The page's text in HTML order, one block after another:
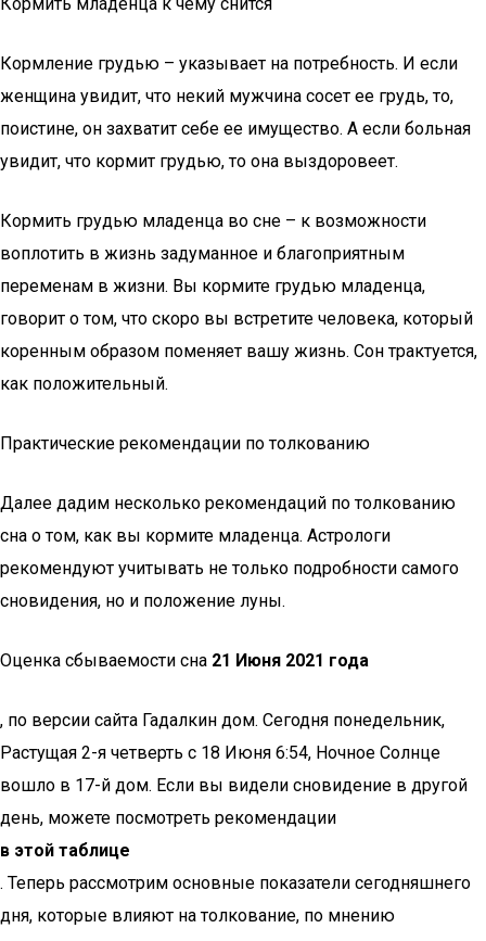
Кормление грудью – указывает на потребность. И если
женщина увидит, что некий мужчина сосет ее грудь, то,
поистине, он захватит себе ее имущество. А если больная
увидит, что кормит грудью, то она выздоровеет.
Кормить грудью младенца во сне – к возможности
воплотить в жизнь задуманное и благоприятным
переменам в жизни. Вы кормите грудью младенца,
говорит о том, что скоро вы встретите человека, который
коренным образом поменяет вашу жизнь. Сон трактуется,
как положительный.
Практические рекомендации по толкованию
Далее дадим несколько рекомендаций по толкованию
сна о том, как вы кормите младенца. Астрологи
рекомендуют учитывать не только подробности самого
сновидения, но и положение луны.
Оценка сбываемости сна 21 Июня 2021 года
, по версии сайта Гадалкин дом. Сегодня понедельник,
Растущая 2-я четверть с 18 Июня 6:54, Ночное Солнце
вошло в 17-й дом. Если вы видели сновидение в другой
день, можете посмотреть рекомендации
в этой таблице
. Теперь рассмотрим основные показатели сегодняшнего
дня, которые влияют на толкование, по мнению